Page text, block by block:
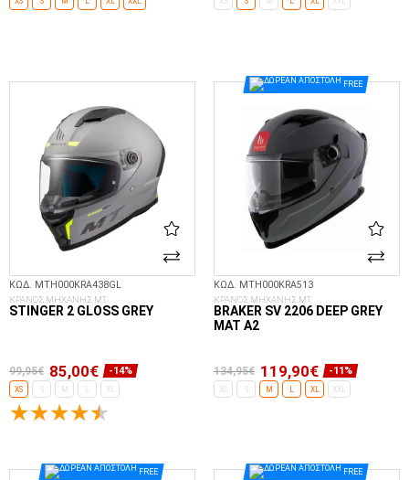
ΚΩΔ. MTH000KRA438GL
ΚΡΑΝΟΣ ΜΗΧΑΝΗΣ MT
STINGER 2 GLOSS GREY
99,95€ 85,00€ -14%
XS S XL
FREE
ΚΩΔ. MTH000KRA513
ΚΡΑΝΟΣ ΜΗΧΑΝΗΣ MT
BRAKER SV 2206 DEEP GREY
MAT A2
134,95€ 119,90€ -11%
XS S M XL XXL
FREE FREE